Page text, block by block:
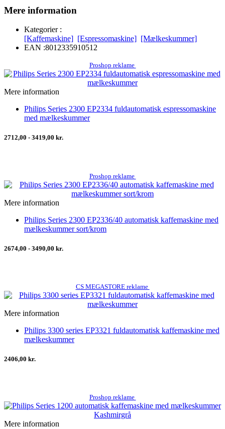
Mere information
Kategorier :
[Kaffemaskine] [Espressomaskine] [Mælkeskummer]
EAN :8012335910512
Proshop reklame
Mere information
Philips Series 2300 EP2334 fuldautomatisk espressomaskine
med mælkeskummer
2712,00 - 3419,00 kr.
Proshop reklame
Mere information
Philips Series 2300 EP2336/40 automatisk kaffemaskine med
mælkeskummer sort/krom
2674,00 - 3490,00 kr.
CS MEGASTORE reklame
Mere information
Philips 3300 series EP3321 fuldautomatisk kaffemaskine med
mælkeskummer
2406,00 kr.
Proshop reklame
Mere information